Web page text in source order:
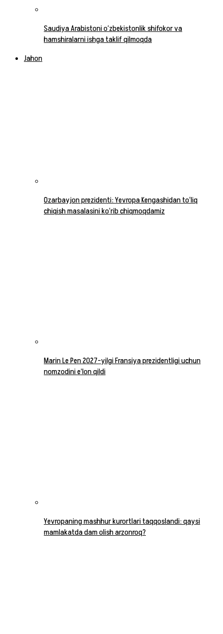
Saudiya Arabistoni o‘zbekistonlik shifokor va
hamshiralarni ishga taklif qilmoqda
Jahon
Ozarbayjon prezidenti: Yevropa Kengashidan to‘liq
chiqish masalasini ko‘rib chiqmoqdamiz
Marin Le Pen 2027-yilgi Fransiya prezidentligi uchun
nomzodini e’lon qildi
Yevropaning mashhur kurortlari taqqoslandi: qaysi
mamlakatda dam olish arzonroq?